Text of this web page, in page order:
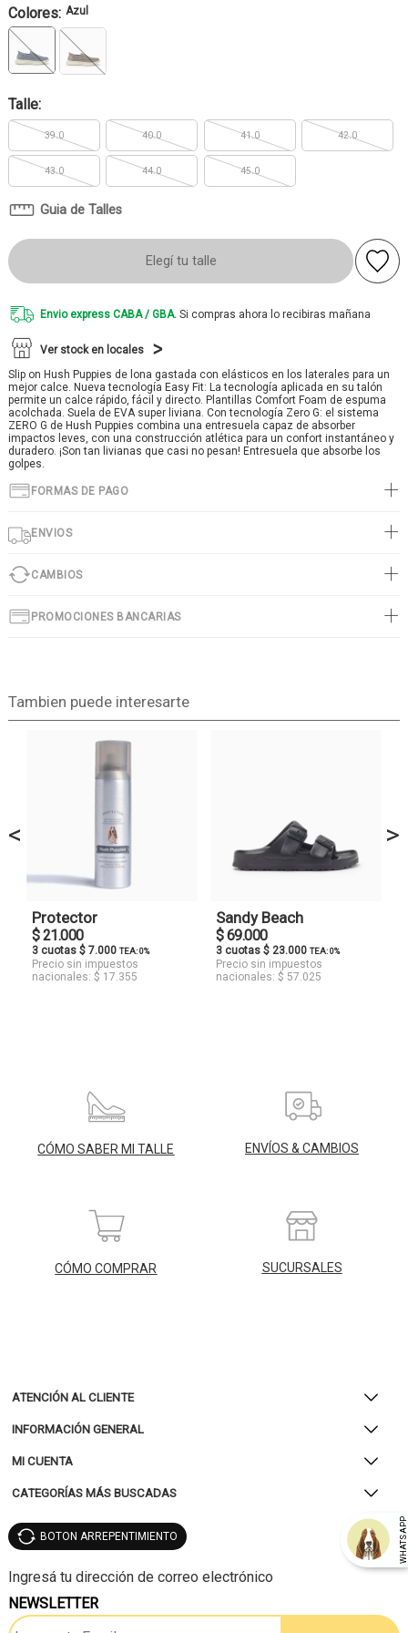
Colores: Azul
Talle:
39.0 40.0 41.0 42.0
43.0 44.0 45.0
Guia de Talles
Elegí tu talle
Envio express CABA / GBA. Si compras ahora lo recibiras mañana
Ver stock en locales
Slip on Hush Puppies de lona gastada con elásticos en los laterales para un
mejor calce. Nueva tecnología Easy Fit: La tecnología aplicada en su talón
permite un calce rápido, fácil y directo. Plantillas Comfort Foam de espuma
acolchada. Suela de EVA super liviana. Con tecnología Zero G: el sistema
ZERO G de Hush Puppies combina una entresuela capaz de absorber
impactos leves, con una construcción atlética para un confort instantáneo y
duradero. ¡Son tan livianas que casi no pesan! Entresuela que absorbe los
golpes.
FORMAS DE PAGO
ENVIOS
CAMBIOS
PROMOCIONES BANCARIAS
Tambien puede interesarte
<
Protector
$ 21.000
3 cuotas $ 7.000 TEA: 0%
Precio sin impuestos
nacionales: $ 17.355
Sandy Beach
$ 69.000
3 cuotas $ 23.000 TEA: 0%
Precio sin impuestos
nacionales: $ 57.025
>
CÓMO SABER MI TALLE ENVÍOS & CAMBIOS
CÓMO COMPRAR SUCURSALES
ATENCIÓN AL CLIENTE
INFORMACIÓN GENERAL
MI CUENTA
CATEGORÍAS MÁS BUSCADAS
WHATSAPP
BOTON ARREPENTIMIENTO
NEWSLETTER